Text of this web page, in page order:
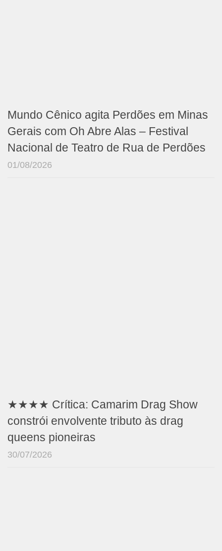
Mundo Cênico agita Perdões em Minas
Gerais com Oh Abre Alas – Festival
Nacional de Teatro de Rua de Perdões
01/08/2026
★★★★ Crítica: Camarim Drag Show
constrói envolvente tributo às drag
queens pioneiras
30/07/2026